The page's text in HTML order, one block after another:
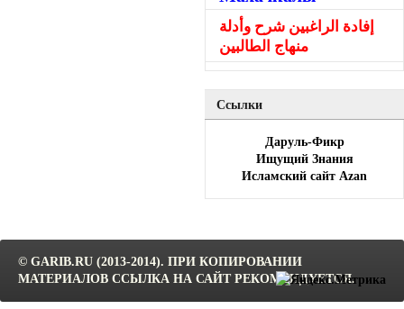
إفادة الراغبين شرح وأدلة
منهاج الطالبين
Ссылки
Даруль-Фикр
Ищущий Знания
Исламский сайт Azan
© GARIB.RU (2013-2014). ПРИ КОПИРОВАНИИ
МАТЕРИАЛОВ ССЫЛКА НА САЙТ РЕКОМЕНДУЕТСЯ.